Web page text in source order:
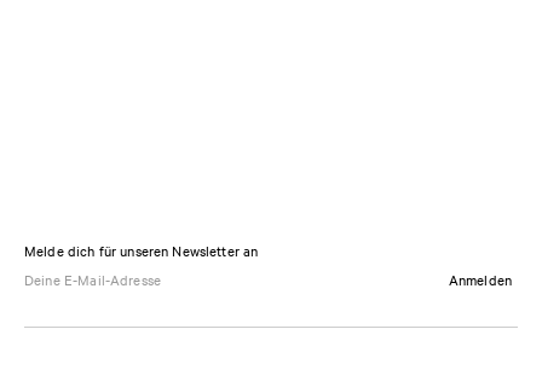
Melde dich für unseren Newsletter an
Anmelden